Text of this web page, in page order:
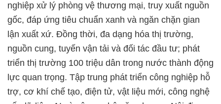
nghiệp xử lý phòng vệ thương mại, truy xuất nguồn
gốc, đáp ứng tiêu chuẩn xanh và ngăn chặn gian
lận xuất xứ. Đồng thời, đa dạng hóa thị trường,
nguồn cung, tuyến vận tải và đối tác đầu tư; phát
triển thị trường 100 triệu dân trong nước thành động
lực quan trọng. Tập trung phát triển công nghiệp hỗ
trợ, cơ khí chế tạo, điện tử, vật liệu mới, công nghệ